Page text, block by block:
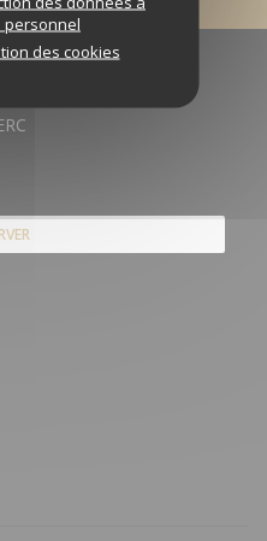
personnel
des cookies
fenêtre))
nouvelle fenêtre))